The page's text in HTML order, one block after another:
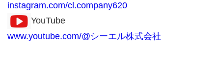
instagram.com/cl.company620
YouTube
www.youtube.com/@シーエル株式会社